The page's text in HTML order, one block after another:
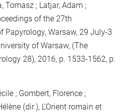
Tomasz ; Latjar, Adam ;
of the 27th
Papyrology, Warsaw, 29 July-3
of Warsaw, (The
28), 2016, p. 1533-1562, p.
; Gombert, Florence ;
(dir.), L'Orient romain et